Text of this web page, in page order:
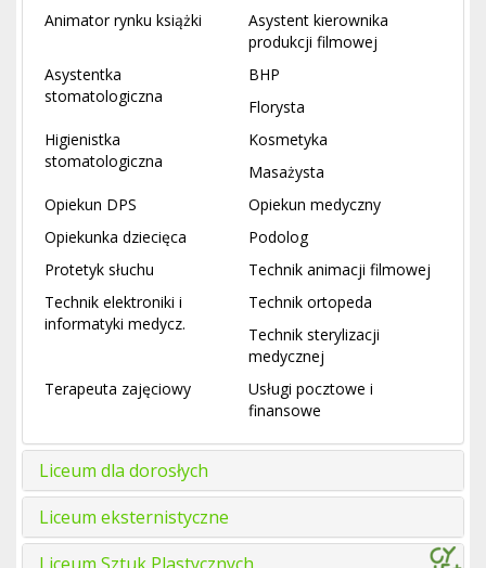
Animator rynku książki
Asystent kierownika
produkcji filmowej
Asystentka
stomatologiczna
BHP
Florysta
Higienistka
stomatologiczna
Kosmetyka
Masażysta
Opiekun DPS
Opiekun medyczny
Opiekunka dziecięca
Podolog
Protetyk słuchu
Technik animacji filmowej
Technik elektroniki i
informatyki medycz.
Technik ortopeda
Technik sterylizacji
medycznej
Terapeuta zajęciowy
Usługi pocztowe i
finansowe
Liceum dla dorosłych
Liceum eksternistyczne